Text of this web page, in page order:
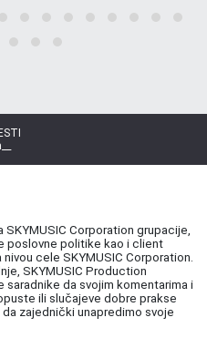
Corporation grupacije,
poslovne politike kao i client
cele SKYMUSIC Corporation.
SKYMUSIC Production
da svojim komentarima i
ili slučajeve dobre prakse
zajednički unapredimo svoje